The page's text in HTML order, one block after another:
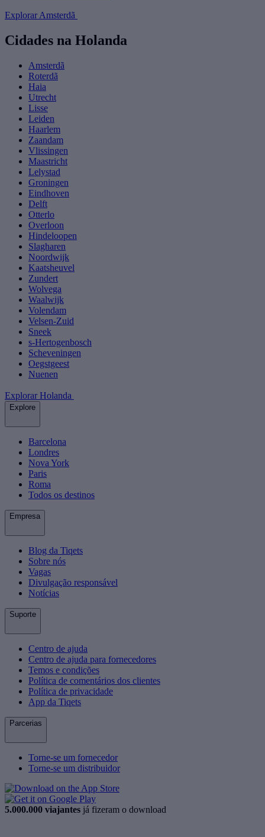
Explorar Amsterdã
Cidades na Holanda
Amsterdã
Roterdã
Haia
Utrecht
Lisse
Leiden
Haarlem
Zaandam
Vlissingen
Maastricht
Lelystad
Groningen
Eindhoven
Delft
Otterlo
Overloon
Hindeloopen
Slagharen
Noordwijk
Kaatsheuvel
Zundert
Wolvega
Waalwijk
Volendam
Velsen-Zuid
Sneek
s-Hertogenbosch
Scheveningen
Oegstgeest
Nuenen
Explorar Holanda
Explore
Barcelona
Londres
Nova York
Paris
Roma
Todos os destinos
Empresa
Blog da Tiqets
Sobre nós
Vagas
Divulgação responsável
Notícias
Suporte
Centro de ajuda
Centro de ajuda para fornecedores
Temos e condições
Política de comentários dos clientes
Política de privacidade
App da Tiqets
Parcerias
Torne-se um fornecedor
Torne-se um distribuidor
5.000.000 viajantes já fizeram o download